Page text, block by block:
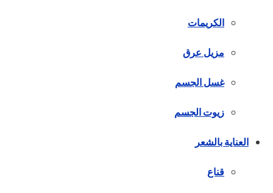
الكريمات
مزيل عرق
غسل الجسم
زيوت الجسم
العناية بالشعر
قناع